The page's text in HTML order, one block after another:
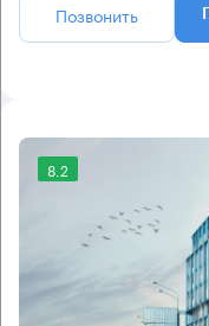
Позвонить
8.2